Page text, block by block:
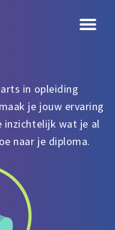
in opleiding
je jouw ervaring
inzichtelijk wat je al
naar je diploma.